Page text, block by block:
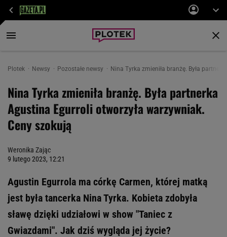
Plotek Newsy Pozostałe newsy Nina Tyrka zmieniła branżę. Była
Nina Tyrka zmieniła branżę. Była partnerka
Agustina Egurroli otworzyła warzywniak.
Ceny szokują
Weronika Zając
9 lutego 2023, 12:21
Agustin Egurrola ma córkę Carmen, której matką
jest była tancerka Nina Tyrka. Kobieta zdobyła
sławę dzięki udziałowi w show "Taniec z
Gwiazdami". Jak dziś wygląda jej życie?